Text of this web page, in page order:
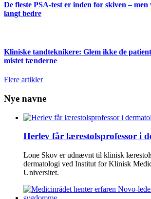
De fleste PSA-test er inden for skiven –
langt bedre
Kliniske tandteknikere: Glem ikke de
mistet tænderne
Flere artikler
Nye navne
Herlev får lærestolsprofessor i
Lone Skov er udnævnt til klinisk
dermatologi ved Institut for Klinisk
Universitet.